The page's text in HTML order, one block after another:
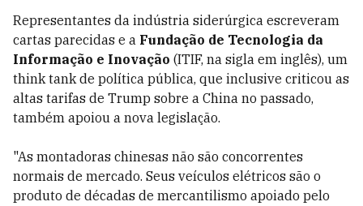
Representantes da indústria siderúrgica escreveram
cartas parecidas e a Fundação de Tecnologia da
Informação e Inovação (ITIF, na sigla em inglês), um
think tank de política pública, que inclusive criticou as
altas tarifas de Trump sobre a China no passado,
também apoiou a nova legislação.
"As montadoras chinesas não são concorrentes
normais de mercado. Seus veículos elétricos são o
produto de décadas de mercantilismo apoiado pelo